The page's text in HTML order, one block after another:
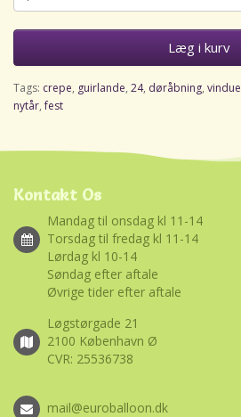
Læg i kurv
Tags: crepe, guirlande, 24, døråbning, vindue
nytår,fest
Kontakt Os
Mandag til onsdag kl 11-14
Torsdag til fredag kl 11-14
Lørdag kl 10-14
Søndag efter aftale
Øvrige tider efter aftale
Løgstørgade 21
2100 København Ø
CVR: 25536738
mail@euroballoon.dk